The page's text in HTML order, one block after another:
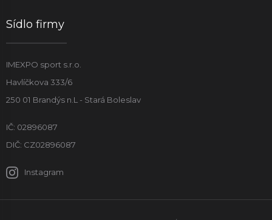
Sídlo firmy
IMEXPO sport s.r.o.
Havlíčkova 333/6
250 01 Brandýs n.L - Stará Boleslav
IČ: 02896087
DIČ: CZ02896087
Instagram